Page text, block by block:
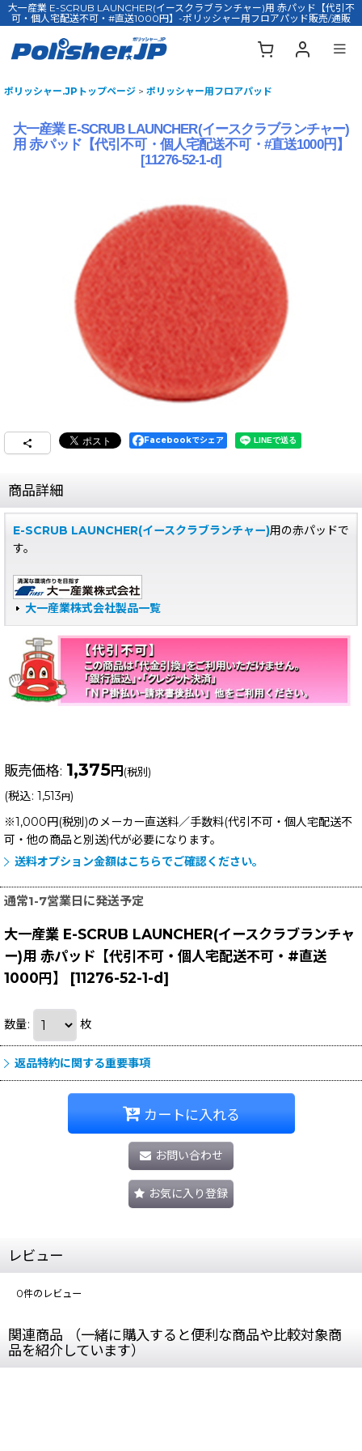
大一産業 E-SCRUB LAUNCHER(イースクラブランチャー)用 赤パッド【代引不
可・個人宅配送不可・#直送1000円】-ポリッシャー用フロアパッド販売/通販
ポリッシャー.JPトップページ > ポリッシャー用フロアパッド
大一産業 E-SCRUB LAUNCHER(イースクラブランチャー)
用 赤パッド【代引不可・個人宅配送不可・#直送1000円】
[11276-52-1-d]
Facebookでシェア
商品詳細
E-SCRUB LAUNCHER(イースクラブランチャー)用の赤パッドで
す。
大一産業株式会社製品一覧
販売価格: 1,375円 (税別)
(税込: 1,513 円)
※1,000円(税別)のメーカー直送料／手数料(代引不可・個人宅配送不
可・他の商品と別送)代が必要になります。
送料オプション金額はこちらでご確認ください。
通常1-7営業日に発送予定
大一産業 E-SCRUB LAUNCHER(イースクラブランチャ
ー)用 赤パッド【代引不可・個人宅配送不可・#直送
1000円】
[11276-52-1-d]
数量: 枚
返品特約に関する重要事項
カートに入れる
お問い合わせ
お気に入り登録
レビュー
0件のレビュー
関連商品 （一緒に購入すると便利な商品や比較対象商
品を紹介しています）